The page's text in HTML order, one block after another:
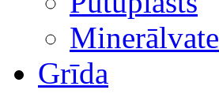
Minerālvate
Grīda